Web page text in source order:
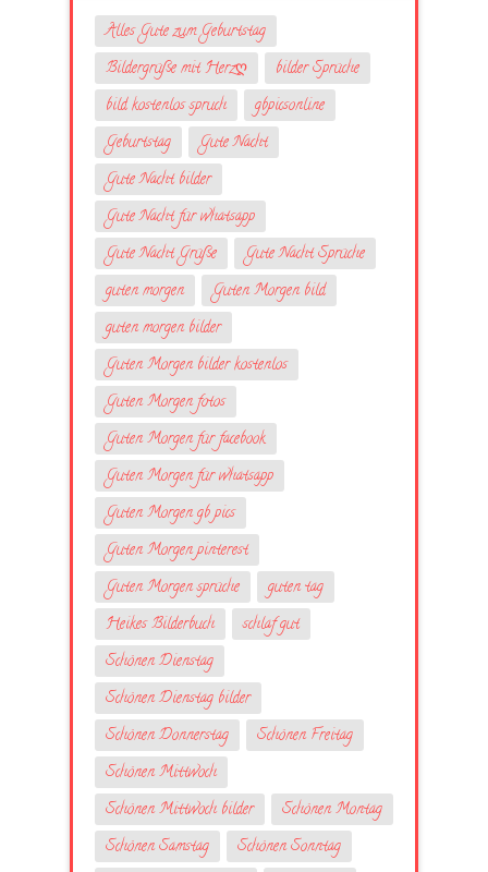
Alles Gute zum Geburtstag
Bildergrüße mit Herzღ
bilder Sprüche
bild kostenlos spruch
gbpicsonline
Geburtstag
Gute Nacht
Gute Nacht bilder
Gute Nacht für whatsapp
Gute Nacht Grüße
Gute Nacht Sprüche
guten morgen
Guten Morgen bild
guten morgen bilder
Guten Morgen bilder kostenlos
Guten Morgen fotos
Guten Morgen für facebook
Guten Morgen für whatsapp
Guten Morgen gb pics
Guten Morgen pinterest
Guten Morgen sprüche
guten tag
Heikes Bilderbuch
schlaf gut
Schönen Dienstag
Schönen Dienstag bilder
Schönen Donnerstag
Schönen Freitag
Schönen Mittwoch
Schönen Mittwoch bilder
Schönen Montag
Schönen Samstag
Schönen Sonntag